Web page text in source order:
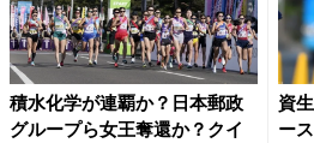
積水化学が連覇か？日本郵政
グループら女王奪還か？クイ
資
ー